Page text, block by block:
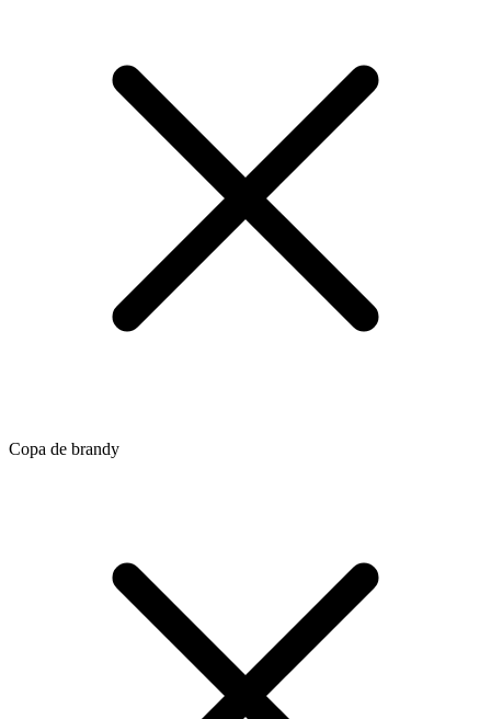
Copa de brandy